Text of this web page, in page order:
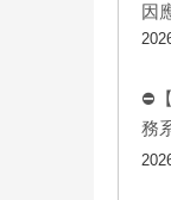
因
⛔
務